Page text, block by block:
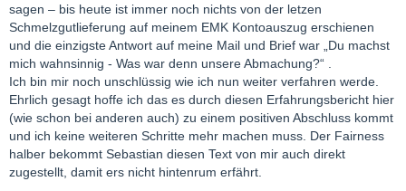
sagen – bis heute ist immer noch nichts von der letzen
Schmelzgutlieferung auf meinem EMK Kontoauszug erschienen
und die einzigste Antwort auf meine Mail und Brief war „Du machst
mich wahnsinnig - Was war denn unsere Abmachung?“ .
Ich bin mir noch unschlüssig wie ich nun weiter verfahren werde.
Ehrlich gesagt hoffe ich das es durch diesen Erfahrungsbericht hier
(wie schon bei anderen auch) zu einem positiven Abschluss kommt
und ich keine weiteren Schritte mehr machen muss. Der Fairness
halber bekommt Sebastian diesen Text von mir auch direkt
zugestellt, damit ers nicht hintenrum erfährt.